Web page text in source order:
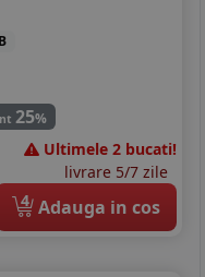
25%
Ultimele 2 bucati!
livrare 5/7 zile
4 Adauga in cos